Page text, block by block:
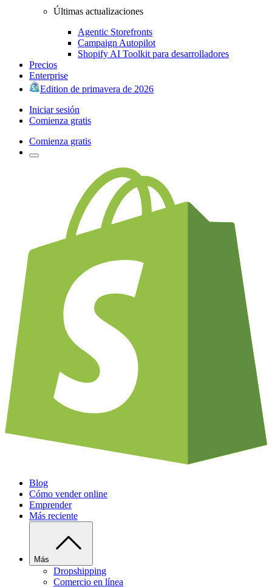
Últimas actualizaciones
Agentic Storefronts
Campaign Autopilot
Shopify AI Toolkit para desarrolladores
Precios
Enterprise
Edition de primavera de 2026
Iniciar sesión
Comienza gratis
Comienza gratis
Blog
Cómo vender online
Emprender
Más reciente
Más
Dropshipping
Comercio en línea